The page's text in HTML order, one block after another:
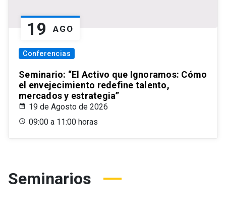
19 AGO
Conferencias
Seminario: “El Activo que Ignoramos: Cómo
el envejecimiento redefine talento,
mercados y estrategia”
19 de Agosto de 2026
09:00 a 11:00 horas
Seminarios